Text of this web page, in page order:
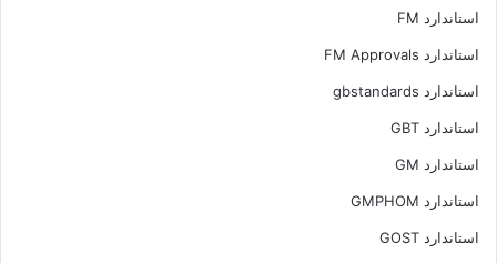
استاندارد FM
استاندارد FM Approvals
استاندارد gbstandards
استاندارد GBT
استاندارد GM
استاندارد GMPHOM
استاندارد GOST